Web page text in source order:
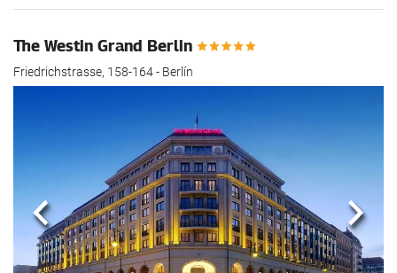
The Westin Grand Berlin
Friedrichstrasse, 158-164 - Berlín
Anterior